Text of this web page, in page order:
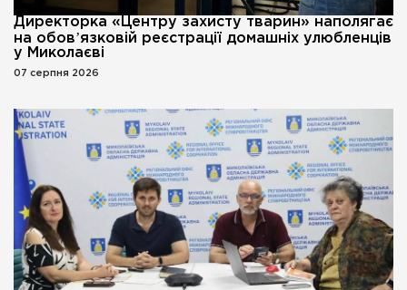
Директорка «Центру захисту тварин» наполягає
на обовʼязковій реєстрації домашніх улюбленців
у Миколаєві
07 серпня 2026